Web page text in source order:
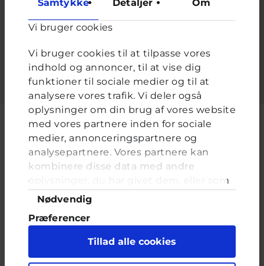
Samtykke Detaljer Om
Vi bruger cookies
Vi bruger cookies til at tilpasse vores
indhold og annoncer, til at vise dig
funktioner til sociale medier og til at
analysere vores trafik. Vi deler også
oplysninger om din brug af vores website
med vores partnere inden for sociale
medier, annonceringspartnere og
analysepartnere. Vores partnere kan
kombinere disse data med andre
oplysninger, du har givet dem, eller som
de har indsamlet fra din brug af deres
tjenester. Du samtykker til vores cookies,
hvis du fortsætter med at anvende vores
hjemmeside.
Samtykkevalg
Nødvendig
Præferencer
Marketing
Tillad alle cookies
Adgangskode*
Cyberhus er et klubhus på nettet for dig op til 25 år. Du kan skrive til
en voksen og få rådgivning i vores brevkasser og chat, dele dine
tanker i ung-til-ung eller bare hænge ud, og læse med. I Cyberhus
kan du være dig selv, og har du brug for en voksen, vil vi gerne lytte